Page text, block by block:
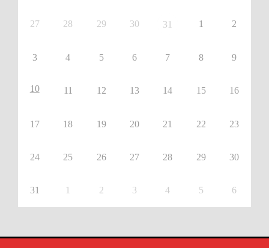
27 28 29 30 31 1 2
3 4 5 6 7 8 9
10 11 12 13 14 15 16
17 18 19 20 21 22 23
24 25 26 27 28 29 30
31 1 2 3 4 5 6